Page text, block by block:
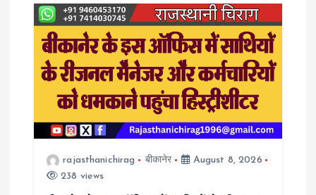
rajasthanichirag बीकानेर
August 8, 2026
238 views